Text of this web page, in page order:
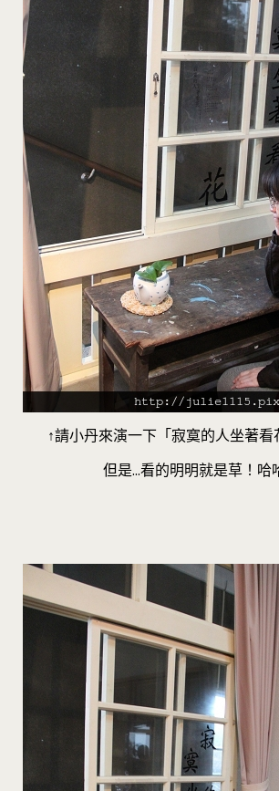
↑請小丹來演一下「寂寞的人坐著看
但是…看的明明就是草！哈